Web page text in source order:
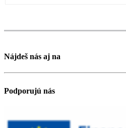
Nájdeš nás aj na
Podporujú nás